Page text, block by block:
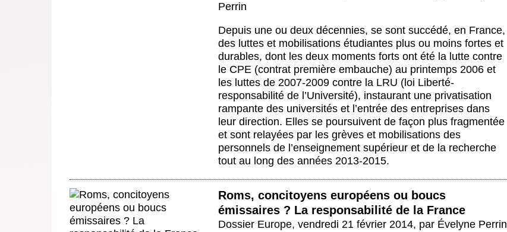
Perrin
Depuis une ou deux décennies, se sont succédé, en France,
des luttes et mobilisations étudiantes plus ou moins fortes et
durables, dont les deux moments forts ont été la lutte contre
le CPE (contrat première embauche) au printemps 2006 et
les luttes de 2007-2009 contre la LRU (loi Liberté-
responsabilité de l’Université), instaurant une privatisation
rampante des universités et l’entrée des entreprises dans
leur direction. Elles se poursuivent de façon plus fragmentée
et sont relayées par les grèves et mobilisations des
personnels de l’enseignement supérieur et de la recherche
tout au long des années 2013-2015.
Roms, concitoyens européens ou boucs
émissaires ? La responsabilité de la France
Dossier Europe, vendredi 21 février 2014, par Évelyne Perrin